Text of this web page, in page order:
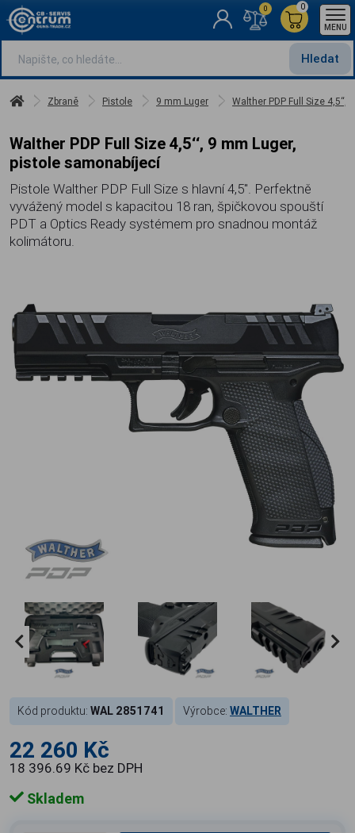
Hledat
0
0
MENU
Zbraně Pistole 9 mm Luger Walther PDP Full Size
Walther PDP Full Size 4,5‘‘, 9 mm Luger,
pistole samonabíjecí
Pistole Walther PDP Full Size s hlavní 4,5". Perfektně
vyvážený model s kapacitou 18 ran, špičkovou spouští
PDT a Optics Ready systémem pro snadnou montáž
kolimátoru.
Kód produktu: WAL 2851741 Výrobce: WALTHER
22 260 Kč
18 396.69 Kč bez DPH
Skladem